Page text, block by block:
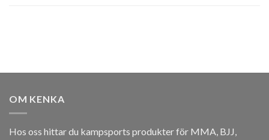
OM KENKA
Hos oss hittar du kampsports produkter för MMA, BJJ,